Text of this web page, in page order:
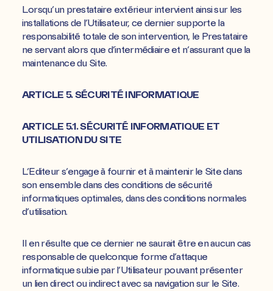
Lorsqu’un prestataire extérieur intervient ainsi sur les
installations de l’Utilisateur, ce dernier supporte la
responsabilité totale de son intervention, le Prestataire
ne servant alors que d’intermédiaire et n’assurant que la
maintenance du Site.
ARTICLE 5. SÉCURITÉ INFORMATIQUE
ARTICLE 5.1. SÉCURITÉ INFORMATIQUE ET
UTILISATION DU SITE
L’Editeur s’engage à fournir et à maintenir le Site dans
son ensemble dans des conditions de sécurité
informatiques optimales, dans des conditions normales
d’utilisation.
Il en résulte que ce dernier ne saurait être en aucun cas
responsable de quelconque forme d’attaque
informatique subie par l’Utilisateur pouvant présenter
un lien direct ou indirect avec sa navigation sur le Site.